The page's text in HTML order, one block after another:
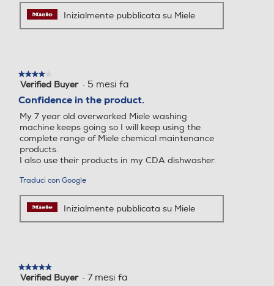
Inizialmente pubblicata su Miele
★★★★★
★★★★★
4
5
stelle.
Verified Buyer · 5 mesi fa
Confidence in the product.
My 7 year old overworked Miele washing
machine keeps going so I will keep using the
complete range of Miele chemical maintenance
products.
I also use their products in my CDA dishwasher.
Traduci con Google
Inizialmente pubblicata su Miele
★★★★★
★★★★★
5Verified Buyer · 7 mesi fa